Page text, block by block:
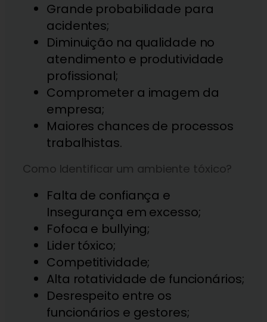
Grande probabilidade para
acidentes;
Diminuição na qualidade no
atendimento e produtividade
profissional;
Comprometer a imagem da
empresa;
Maiores chances de processos
trabalhistas.
Como Identificar um ambiente tóxico?
Falta de confiança e
Insegurança em excesso;
Fofoca e bullying;
Lider tóxico;
Competitividade;
Alta rotatividade de funcionários;
Desrespeito entre os
funcionários e gestores;